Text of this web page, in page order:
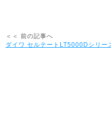
＜＜ 前の記事へ
ダイワ セルテートLT5000Dシリー